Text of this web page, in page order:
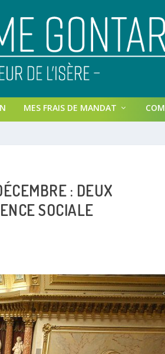
MES FRAIS DE MANDAT
: DEUX
SOCIALE